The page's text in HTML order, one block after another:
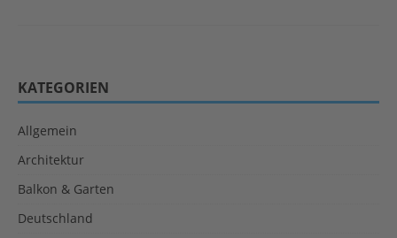
KATEGORIEN
Allgemein
Architektur
Balkon & Garten
Deutschland